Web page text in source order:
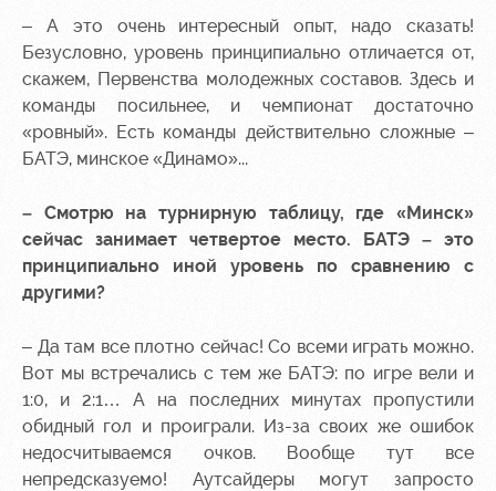
– А это очень интересный опыт, надо сказать!
Безусловно, уровень принципиально отличается от,
скажем, Первенства молодежных составов. Здесь и
команды посильнее, и чемпионат достаточно
«ровный». Есть команды действительно сложные –
БАТЭ, минское «Динамо»...
– Смотрю на турнирную таблицу, где «Минск»
сейчас занимает четвертое место. БАТЭ – это
принципиально иной уровень по сравнению с
другими?
– Да там все плотно сейчас! Со всеми играть можно.
Вот мы встречались с тем же БАТЭ: по игре вели и
1:0, и 2:1… А на последних минутах пропустили
обидный гол и проиграли. Из-за своих же ошибок
недосчитываемся очков. Вообще тут все
непредсказуемо! Аутсайдеры могут запросто